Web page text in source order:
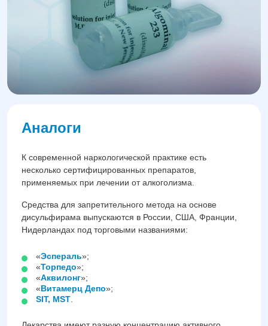
Аналоги
К современной наркологической практике есть
несколько сертифицированных препаратов,
применяемых при лечении от алкоголизма.
Средства для запретительного метода на основе
дисульфирама выпускаются в России, США, Франции,
Нидерландах под торговыми названиями:
«Эспераль»;
«Торпедо»;
«Аквилонг»;
«Витамерц Депо»;
SIT, MST.